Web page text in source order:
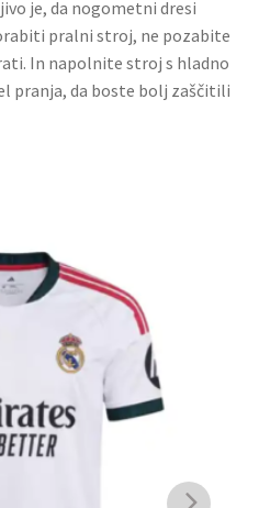
je, da nogometni dresi
pralni stroj, ne pozabite
In napolnite stroj s hladno
pranja, da boste bolj zaščitili